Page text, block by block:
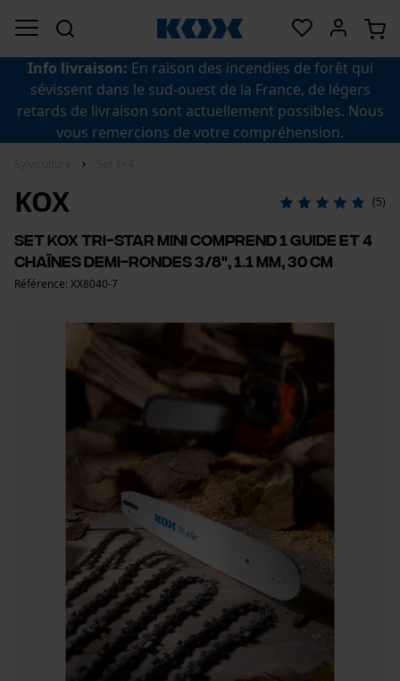
Info livraison: En raison des incendies de forêt qui
sévissent dans le sud-ouest de la France, de légers
retards de livraison sont actuellement possibles. Nous
vous remercions de votre compréhension.
KOX (5)
Set KOX Tri-Star mini comprend 1 guide et 4
chaînes demi-rondes 3/8", 1.1 mm, 30 cm
Référence: XX8040-7